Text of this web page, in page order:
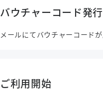
バウチャーコード発行
メールにてバウチャーコードが
ご利用開始